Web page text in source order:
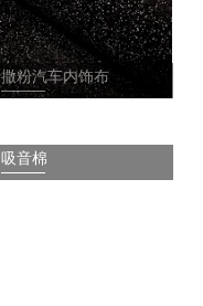
撒粉汽车内饰布
吸音棉